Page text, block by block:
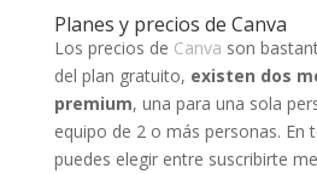
Planes y precios de Canva
Los precios de Canva son
del plan gratuito, existen dos
premium, una para una sola
equipo de 2 o más personas. En
puedes elegir entre suscribirte